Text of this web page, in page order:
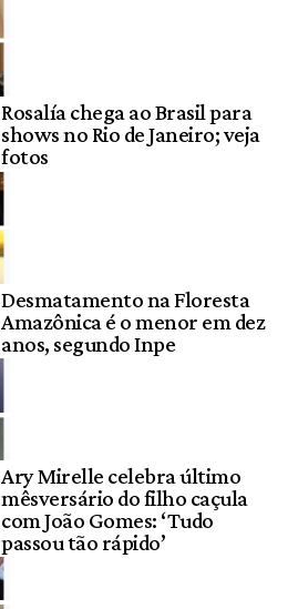
Rosalía chega ao Brasil para
shows no Rio de Janeiro; veja
fotos
Desmatamento na Floresta
Amazônica é o menor em dez
anos, segundo Inpe
Ary Mirelle celebra último
mêsversário do filho caçula
com João Gomes: ‘Tudo
passou tão rápido’